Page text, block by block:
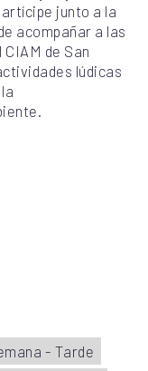
junto a la
acompañar a las
de San
lúdicas
- Tarde